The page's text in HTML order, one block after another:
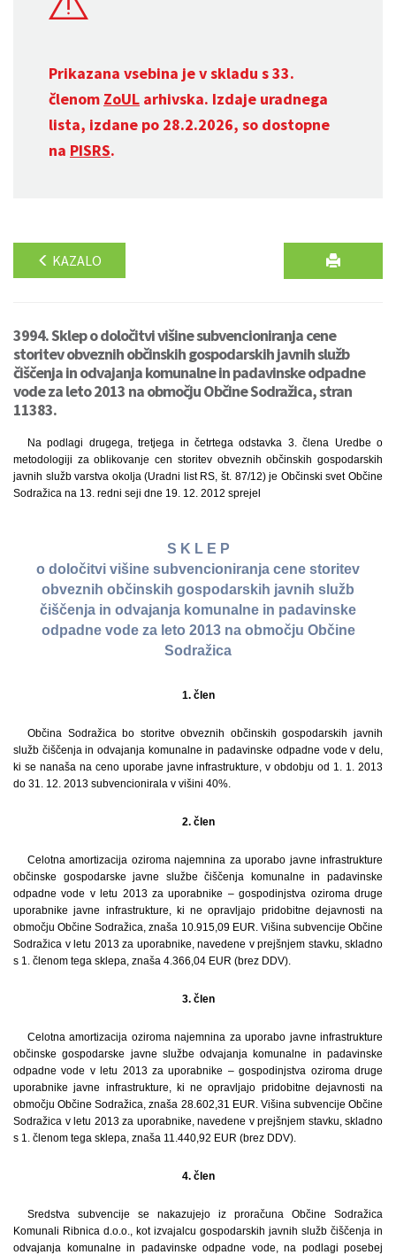
Prikazana vsebina je v skladu s 33.
členom ZoUL arhivska. Izdaje uradnega
lista, izdane po 28.2.2026, so dostopne
na PISRS.
KAZALO
3994. Sklep o določitvi višine subvencioniranja cene
storitev obveznih občinskih gospodarskih javnih služb
čiščenja in odvajanja komunalne in padavinske odpadne
vode za leto 2013 na območju Občine Sodražica, stran
11383.
Na podlagi drugega, tretjega in četrtega odstavka 3. člena Uredbe o
metodologiji za oblikovanje cen storitev obveznih občinskih gospodarskih
javnih služb varstva okolja (Uradni list RS, št. 87/12) je Občinski svet Občine
Sodražica na 13. redni seji dne 19. 12. 2012 sprejel
S K L E P
o določitvi višine subvencioniranja cene storitev
obveznih občinskih gospodarskih javnih služb
čiščenja in odvajanja komunalne in padavinske
odpadne vode za leto 2013 na območju Občine
Sodražica
1. člen
Občina Sodražica bo storitve obveznih občinskih gospodarskih javnih
služb čiščenja in odvajanja komunalne in padavinske odpadne vode v delu,
ki se nanaša na ceno uporabe javne infrastrukture, v obdobju od 1. 1. 2013
do 31. 12. 2013 subvencionirala v višini 40%.
2. člen
Celotna amortizacija oziroma najemnina za uporabo javne infrastrukture
občinske gospodarske javne službe čiščenja komunalne in padavinske
odpadne vode v letu 2013 za uporabnike – gospodinjstva oziroma druge
uporabnike javne infrastrukture, ki ne opravljajo pridobitne dejavnosti na
območju Občine Sodražica, znaša 10.915,09 EUR. Višina subvencije Občine
Sodražica v letu 2013 za uporabnike, navedene v prejšnjem stavku, skladno
s 1. členom tega sklepa, znaša 4.366,04 EUR (brez DDV).
3. člen
Celotna amortizacija oziroma najemnina za uporabo javne infrastrukture
občinske gospodarske javne službe odvajanja komunalne in padavinske
odpadne vode v letu 2013 za uporabnike – gospodinjstva oziroma druge
uporabnike javne infrastrukture, ki ne opravljajo pridobitne dejavnosti na
območju Občine Sodražica, znaša 28.602,31 EUR. Višina subvencije Občine
Sodražica v letu 2013 za uporabnike, navedene v prejšnjem stavku, skladno
s 1. členom tega sklepa, znaša 11.440,92 EUR (brez DDV).
4. člen
Sredstva subvencije se nakazujejo iz proračuna Občine Sodražica
Komunali Ribnica d.o.o., kot izvajalcu gospodarskih javnih služb čiščenja in
odvajanja komunalne in padavinske odpadne vode, na podlagi posebej